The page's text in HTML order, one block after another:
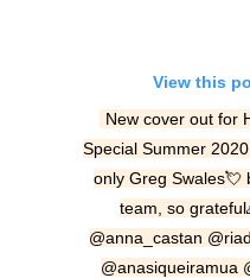
View this
New cover out for
Special Summer
only Greg Swales💘
team, so
@anna_castan
@anasiqueiramua